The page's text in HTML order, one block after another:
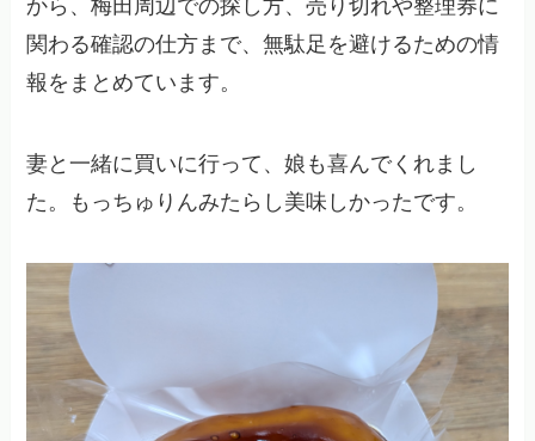
から、梅田周辺での探し方、売り切れや整理券に
関わる確認の仕方まで、無駄足を避けるための情
報をまとめています。
妻と一緒に買いに行って、娘も喜んでくれまし
た。もっちゅりんみたらし美味しかったです。